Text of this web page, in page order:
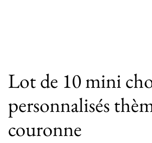
Lot de 10 mini
personnalisés
couronne